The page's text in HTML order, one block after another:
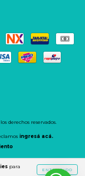
para
ENTENDIDO
derechos reservados.
ingresá acá.